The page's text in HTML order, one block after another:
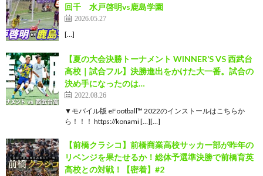
回千 水戸啓明vs鹿島学園
2026.05.27
[…]
【夏の大会決勝トーナメント WINNER’S VS 西武台
高校｜試合フル】決勝進出をかけた大一番。試合の
決め手になったのは…
2022.08.26
▼モバイル版 eFootball™ 2022のインストールはこちらか
ら！！！ https://konami […][…]
【前橋クラシコ】前橋商業高校サッカー部が昨年の
リベンジを果たせるか！総体予選準決勝で前橋育英
高校との対戦！【密着】#2